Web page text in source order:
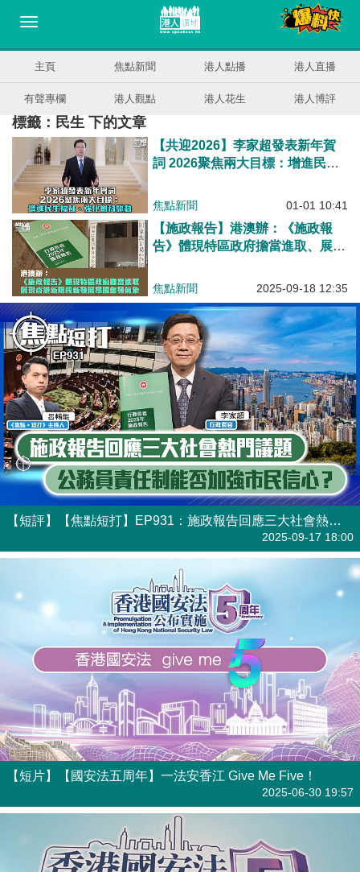
主頁 焦點新聞 港人點播 港人直播
有聲專欄 港人觀點 港人花生 港人博評
標籤：民生 下的文章
【共迎2026】李家超發表新年賀
詞 2026聚焦兩大目標：增進民生
焦點新聞 01-01 10:41
【施政報告】港澳辦：《施政報
告》體現特區政府擔當進取、展現
焦點新聞 2025-09-18 12:35
【短評】【焦點短打】EP931：施政報告回應三大社會熱門議題 公務員責任制能否加強市民信心？
2025-09-17 18:00
【短片】【國安法五周年】一法安香江 Give Me Five！
2025-06-30 19:57